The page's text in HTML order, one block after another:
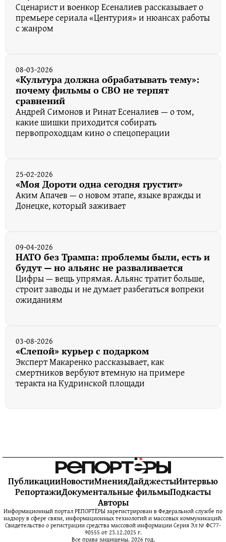
Сценарист и военкор Есеналиев рассказывает о
премьере сериала «Центурия» и нюансах работы
с жанром
08-03-2026
«Культура должна обрабатывать тему»:
почему фильмы о СВО не терпят
сравнений
Андрей Симонов и Ринат Есеналиев — о том,
какие шишки приходится собирать
первопроходцам кино о спецоперации
25-02-2026
«Моя Дороти одна сегодня грустит»
Аким Апачев — о новом этапе, языке вражды и
Донецке, который заживает
09-04-2026
НАТО без Трампа: проблемы были, есть и
будут — но альянс не разваливается
Цифры — вещь упрямая. Альянс тратит больше,
строит заводы и не думает разбегаться вопреки
ожиданиям
03-08-2026
«Слепой» курьер с подарком
Эксперт Макаренко рассказывает, как
смертников вербуют втемную на примере
теракта на Кудринской площади
ПубликацииНовостиМненияДайджестыИнтервью
РепортажиДокументальные фильмыПодкасты
Авторы
Информационный портал РЕПОРТЁРЫ зарегистрирован в Федеральной службе по
надзору в сфере связи, информационных технологий и массовых коммуникаций.
Свидетельство о регистрации средства массовой информации Серия Эл № ФС77-
90555 от 23.12.2025 г.
Все права защищены. 2026 год.